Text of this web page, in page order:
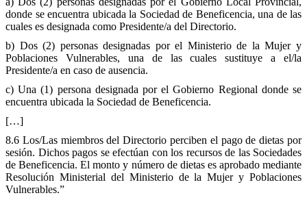
donde se encuentra ubicada la Sociedad de Beneficencia, una de las
cuales es designada como Presidente/a del Directorio.
b) Dos (2) personas designadas por el Ministerio de la Mujer y
Poblaciones Vulnerables, una de las cuales sustituye a el/la
Presidente/a en caso de ausencia.
c) Una (1) persona designada por el Gobierno Regional donde se
encuentra ubicada la Sociedad de Beneficencia.
[…]
8.6 Los/Las miembros del Directorio perciben el pago de dietas por
sesión. Dichos pagos se efectúan con los recursos de las Sociedades
de Beneficencia. El monto y número de dietas es aprobado mediante
Resolución Ministerial del Ministerio de la Mujer y Poblaciones
Vulnerables.”